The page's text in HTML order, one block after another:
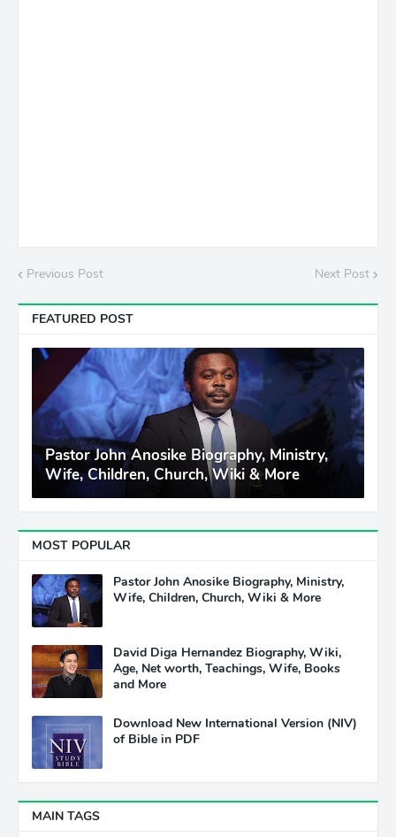
Previous Post Next Post
FEATURED POST
Pastor John Anosike Biography, Ministry,
Wife, Children, Church, Wiki & More
MOST POPULAR
Pastor John Anosike Biography, Ministry,
Wife, Children, Church, Wiki & More
David Diga Hernandez Biography, Wiki,
Age, Net worth, Teachings, Wife, Books
and More
Download New International Version (NIV)
of Bible in PDF
MAIN TAGS